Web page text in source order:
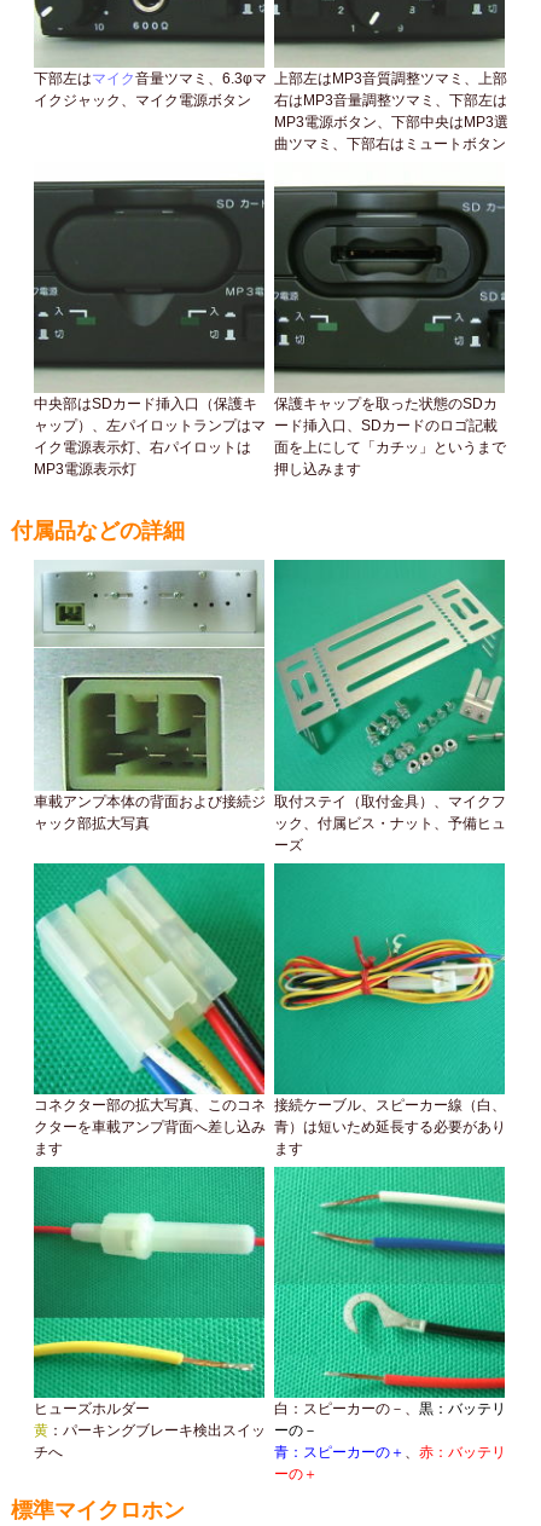
下部左はマイク音量ツマミ、6.3φマ
イクジャック、マイク電源ボタン
上部左はMP3音質調整ツマミ、上部
右はMP3音量調整ツマミ、下部左は
MP3電源ボタン、下部中央はMP3選
曲ツマミ、下部右はミュートボタン
中央部はSDカード挿入口（保護キ
ャップ）、左パイロットランプはマ
イク電源表示灯、右パイロットは
MP3電源表示灯
保護キャップを取った状態のSDカ
ード挿入口、SDカードのロゴ記載
面を上にして「カチッ」というまで
押し込みます
付属品などの詳細
車載アンプ本体の背面および接続ジ
ャック部拡大写真
取付ステイ（取付金具）、マイクフ
ック、付属ビス・ナット、予備ヒュ
ーズ
コネクター部の拡大写真、このコネ
クターを車載アンプ背面へ差し込み
ます
接続ケーブル、スピーカー線（白、
青）は短いため延長する必要があり
ます
ヒューズホルダー
黄 ：パーキングブレーキ検出スイッ
チへ
白：スピーカーの－、 黒：バッテリ
ーの－
青：スピーカーの＋ 、 赤：バッテリ
ーの＋
標準マイクロホン